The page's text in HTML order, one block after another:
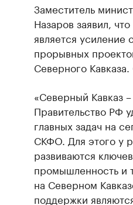
Заместитель
Назаров заявил,
является усиление
прорывных
Северного
«Северный Кавказ
Правительство РФ
главных задач на
СКФО. Для этого у
развиваются
промышленность и
на Северном
поддержки